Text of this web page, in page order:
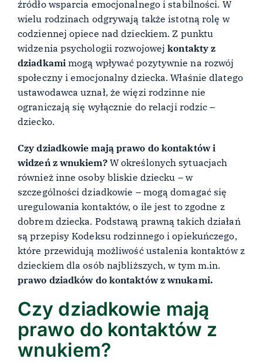
źródło wsparcia emocjonalnego i stabilności. W
wielu rodzinach odgrywają także istotną rolę w
codziennej opiece nad dzieckiem. Z punktu
widzenia psychologii rozwojowejkontakty z
dziadkamimogą wpływać pozytywnie na rozwój
społeczny i emocjonalny dziecka. Właśnie dlatego
ustawodawca uznał, że więzi rodzinne nie
ograniczają się wyłącznie do relacji rodzic –
dziecko.
Czy dziadkowie mają prawo do kontaktów i
widzeń z wnukiem?W określonych sytuacjach
również inne osoby bliskie dziecku – w
szczególności dziadkowie – mogą domagać się
uregulowania kontaktów, o ile jest to zgodne z
dobrem dziecka. Podstawą prawną takich działań
są przepisy Kodeksu rodzinnego i opiekuńczego,
które przewidują możliwość ustalenia kontaktów z
dzieckiem dla osób najbliższych, w tym m.in.
prawo dziadków do kontaktów z wnukami.
Czy dziadkowie mają
prawo do kontaktów z
wnukiem?